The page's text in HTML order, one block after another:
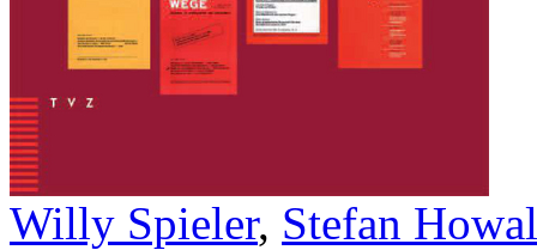
Willy Spieler, Stefan